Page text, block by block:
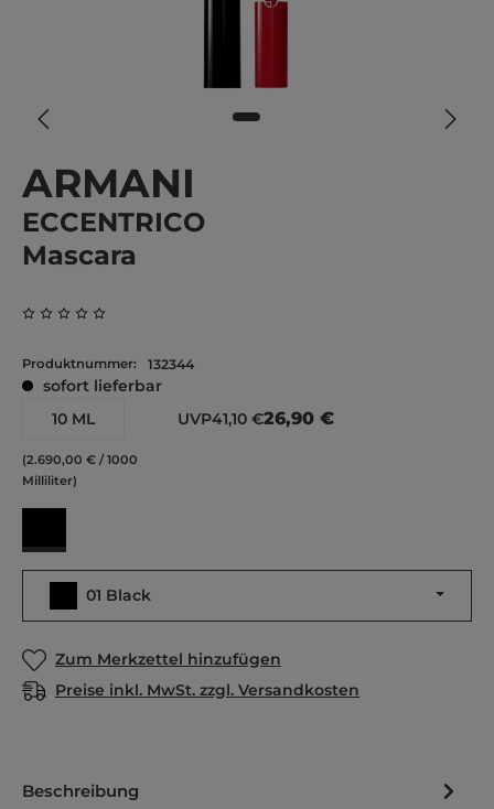
ARMANI
ECCENTRICO
Mascara
Produktnummer: 132344
sofort lieferbar
10 ML
(2.690,00 € / 1000
Milliliter)
UVP41,10 €26,90 €
01 Black
Zum Merkzettel hinzufügen
Preise inkl. MwSt. zzgl. Versandkosten
Beschreibung